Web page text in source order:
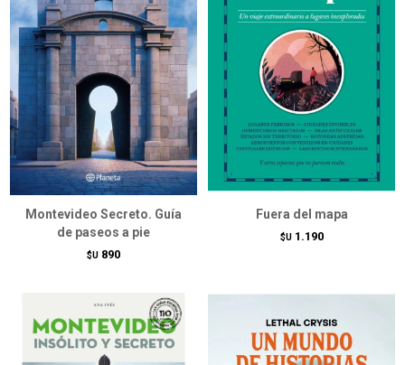
Montevideo Secreto. Guía
de paseos a pie
$U 890
Fuera del mapa
$U 1.190